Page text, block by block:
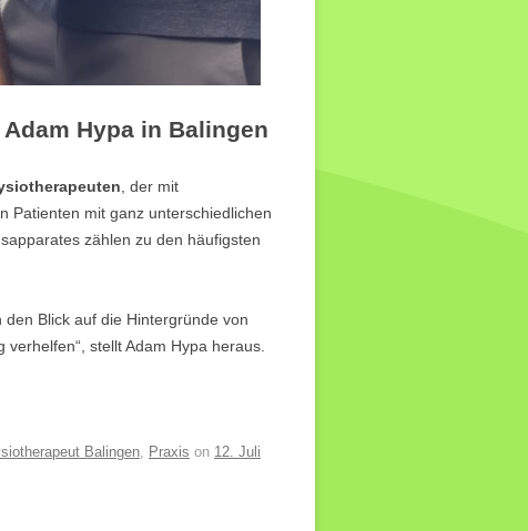
Hypa in Balingen
, der mit
Patienten mit ganz unterschiedlichen
zählen zu den häufigsten
Blick auf die Hintergründe von
stellt Adam Hypa heraus.
Balingen, Praxis on 12. Juli